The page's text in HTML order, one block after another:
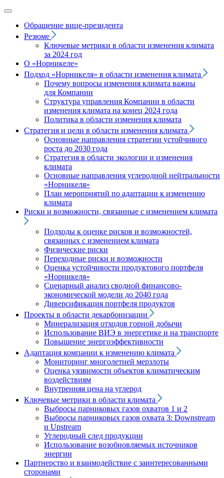
Обращение вице‑президента
Резюме
Ключевые метрики в области изменения климата
за 2024 год
О «Норникеле»
Подход «Норникеля» в области изменения климата
Почему вопросы изменения климата важны
для Компании
Структура управления Компании в области
изменения климата на конец 2024 года
Политика в области изменения климата
Стратегия и цели в области изменения климата
Основные направления стратегии устойчивого
роста до 2030 года
Стратегия в области экологии и изменения
климата
Основные направления углеродной нейтральности
«Норникеля»
План мероприятий по адаптации к изменению
климата
Риски и возможности, связанные с изменением климата
Подходы к оценке рисков и возможностей,
связанных с изменением климата
Физические риски
Переходные риски и возможности
Оценка устойчивости продуктового портфеля
«Норникеля»
Сценарный анализ сводной финансово-
экономической модели до 2040 года
Диверсификация портфеля продуктов
Проекты в области декарбонизации
Минерализация отходов горной добычи
Использование ВИЭ в энергетике и на транспорте
Повышение энергоэффективности
Адаптация компании к изменению климата
Мониторинг многолетней мерзлоты
Оценка уязвимости объектов климатическим
воздействиям
Внутренняя цена на углерод
Ключевые метрики в области климата
Выбросы парниковых газов охватов 1 и 2
Выбросы парниковых газов охвата 3: Downstream
и Upstream
Углеродный след продукции
Использование возобновляемых источников
энергии
Партнерство и взаимодействие с заинтересованными
сторонами